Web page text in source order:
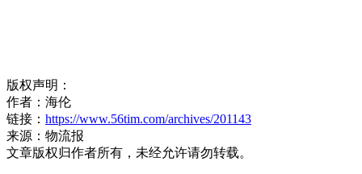
版权声明：
作者：海伦
链接： https://www.56tim.com/archives/201143
来源：物流报
文章版权归作者所有，未经允许请勿转载。